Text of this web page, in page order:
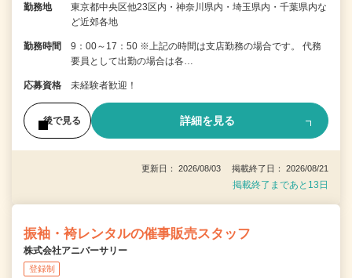
勤務地
東京都中央区他23区内・神奈川県内・埼玉県内・千葉県内な
ど近郊各地
勤務時間
9：00～17：50 ※上記の時間は支店勤務の場合です。 代務
要員として出勤の場合は各…
応募資格 未経験者歓迎！
後で見る 詳細を見る
更新日： 2026/08/03 掲載終了日： 2026/08/21
掲載終了まであと13日
振袖・袴レンタルの催事販売スタッフ
株式会社アニバーサリー
登録制